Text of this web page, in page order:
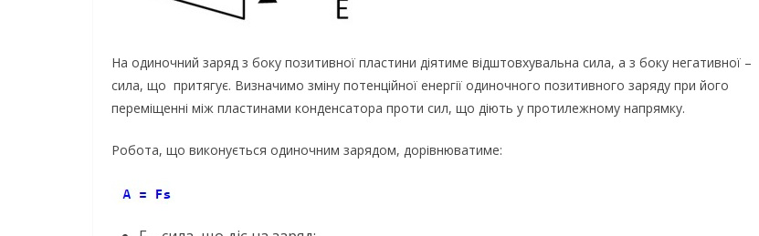
На одиночний заряд з боку позитивної пластини діятиме відштовхувальна сила, а з боку негативної –
сила, що притягує. Визначимо зміну потенційної енергії одиночного позитивного заряду при його
переміщенні між пластинами конденсатора проти сил, що діють у протилежному напрямку.
Робота, що виконується одиночним зарядом, дорівнюватиме: